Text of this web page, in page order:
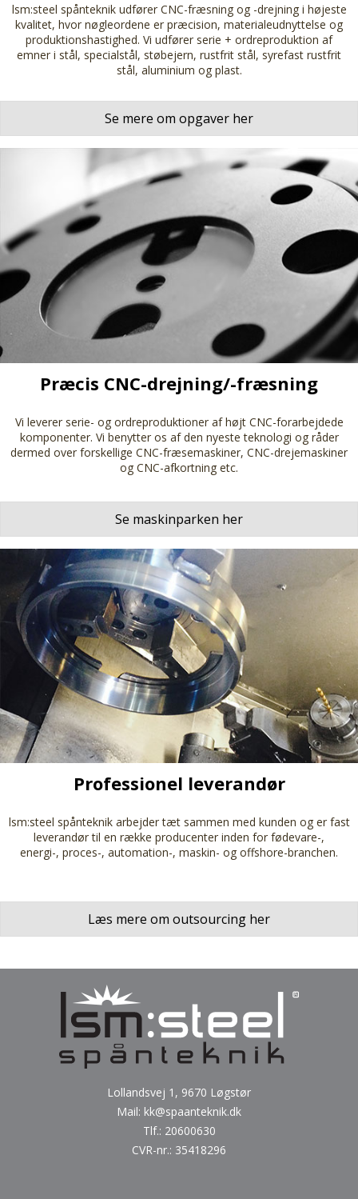
lsm:steel spånteknik udfører CNC-fræsning og -drejning i højeste
kvalitet, hvor nøgleordene er præcision, materialeudnyttelse og
produktionshastighed. Vi udfører serie + ordreproduktion af
emner i stål, specialstål, støbejern, rustfrit stål, syrefast rustfrit
stål, aluminium og plast.
Se mere om opgaver her
Præcis CNC-drejning/-fræsning
Vi leverer serie- og ordreproduktioner af højt CNC-forarbejdede
komponenter. Vi benytter os af den nyeste teknologi og råder
dermed over forskellige CNC-fræsemaskiner, CNC-drejemaskiner
og CNC-afkortning etc.
Se maskinparken her
Professionel leverandør
lsm:steel spånteknik arbejder tæt sammen med kunden og er fast
leverandør til en række producenter inden for fødevare-,
energi-, proces-, automation-, maskin- og offshore-branchen.
Læs mere om outsourcing her
Lollandsvej 1, 9670 Løgstør
Mail: kk@spaanteknik.dk
Tlf.: 20600630
CVR-nr.: 35418296